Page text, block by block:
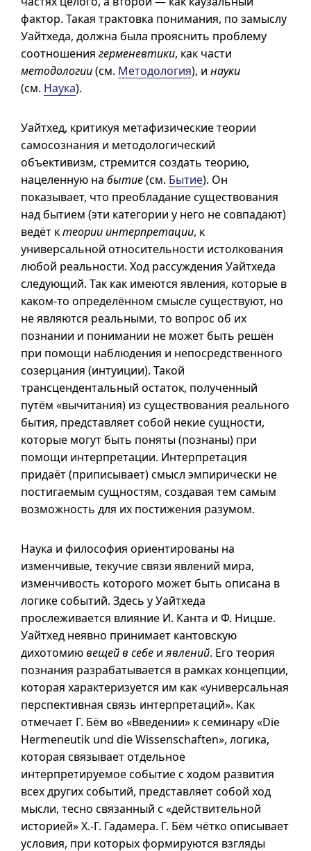
фактор. Такая трактовка понимания, по замыслу
Уайтхеда, должна была прояснить проблему
соотношения герменевтики, как части
методологии(см. Методология), и науки
(см. Наука).
Уайтхед, критикуя метафизические теории
самосознания и методологический
объективизм, стремится создать теорию,
нацеленную на бытие(см. Бытие). Он
показывает, что преобладание существования
над бытием (эти категории у него не совпадают)
ведёт ктеории интерпретации, к
универсальной относительности истолкования
любой реальности. Ход рассуждения Уайтхеда
следующий. Так как имеются явления, которые в
каком-то определённом смысле существуют, но
не являются реальными, то вопрос об их
познании и понимании не может быть решён
при помощи наблюдения и непосредственного
созерцания (интуиции). Такой
трансцендентальный остаток, полученный
путём «вычитания) из существования реального
бытия, представляет собой некие сущности,
которые могут быть поняты (познаны) при
помощи интерпретации. Интерпретация
придаёт (приписывает) смысл эмпирически не
постигаемым сущностям, создавая тем самым
возможность для их постижения разумом.
Наука и философия ориентированы на
изменчивые, текучие связи явлений мира,
изменчивость которого может быть описана в
логике событий. Здесь у Уайтхеда
прослеживается влияние И. Канта и Ф. Ницше.
Уайтхед неявно принимает кантовскую
дихотомиювещей в себе иявлений. Его теория
познания разрабатывается в рамках концепции,
которая характеризуется им как «универсальная
перспективная связь интерпретаций». Как
отмечает Г. Бём во «Введении» к семинару «Die
Hermeneutik und die Wissenschaften», логика,
которая связывает отдельное
интерпретируемое событие с ходом развития
всех других событий, представляет собой ход
мысли, тесно связанный с «действительной
историей»Х.-Г. Гадамера. Г. Бём чётко описывает
условия, при которых формируются взгляды